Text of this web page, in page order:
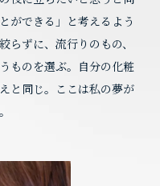
ができる」と考えるよう
らずに、流行りのもの、
ものを選ぶ。自分の化粧
と同じ。ここは私の夢が